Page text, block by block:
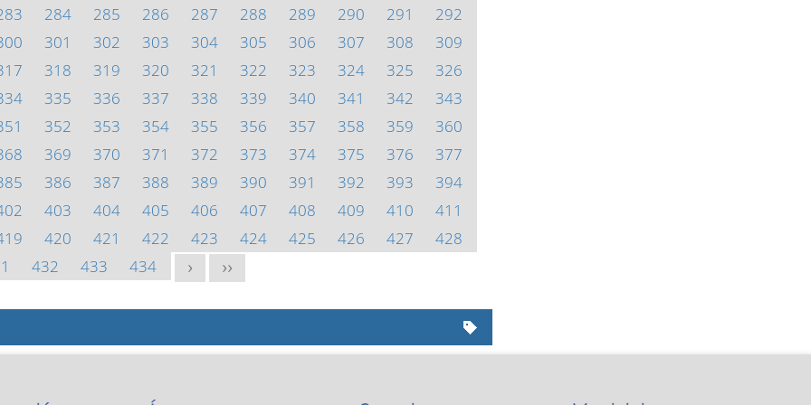
284 285 286 287 288 289 290 291
292
301 302 303 304 305 306 307 308
309
318 319 320 321 322 323 324 325
326
335 336 337 338 339 340 341 342
343
352 353 354 355 356 357 358 359
360
369 370 371 372 373 374 375 376
377
386 387 388 389 390 391 392 393
394
403 404 405 406 407 408 409 410
411
420 421 422 423 424 425 426 427
428
432 433 434 > >>